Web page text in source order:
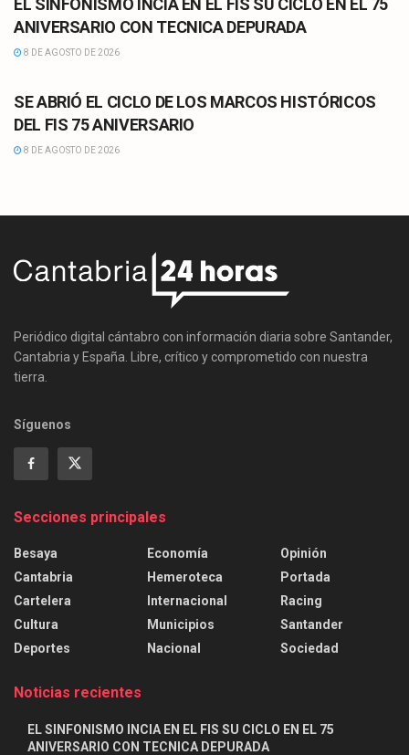
EL SINFONISMO INCIA EN EL FIS SU CICLO EN EL 75
ANIVERSARIO CON TECNICA DEPURADA
8 DE AGOSTO DE 2026
SE ABRIÓ EL CICLO DE LOS MARCOS HISTÓRICOS
DEL FIS 75 ANIVERSARIO
8 DE AGOSTO DE 2026
Periódico digital cántabro con información diaria sobre Santander,
Cantabria y España. Libre, crítico y comprometido con nuestra
tierra.
Síguenos
Secciones principales
Besaya
Cantabria
Cartelera
Cultura
Deportes
Economía
Hemeroteca
Internacional
Municipios
Nacional
Opinión
Portada
Racing
Santander
Sociedad
Noticias recientes
EL SINFONISMO INCIA EN EL FIS SU CICLO EN EL 75
ANIVERSARIO CON TECNICA DEPURADA